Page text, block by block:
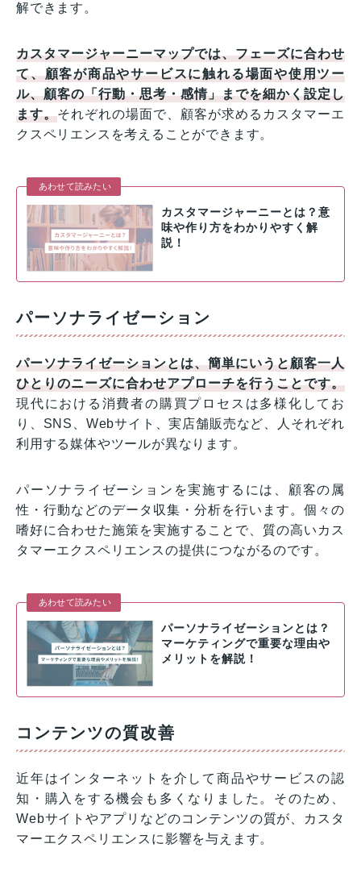
解できます。
カスタマージャーニーマップでは、フェーズに合わせ
て、顧客が商品やサービスに触れる場面や使用ツー
ル、顧客の「行動・思考・感情」までを細かく設定し
ます。それぞれの場面で、顧客が求めるカスタマーエ
クスペリエンスを考えることができます。
あわせて読みたい
カスタマージャーニーとは？意
味や作り方をわかりやすく解
説！
パーソナライゼーション
パーソナライゼーションとは、簡単にいうと顧客一人
ひとりのニーズに合わせアプローチを行うことです。
現代における消費者の購買プロセスは多様化してお
り、SNS、Webサイト、実店舗販売など、人それぞれ
利用する媒体やツールが異なります。
パーソナライゼーションを実施するには、顧客の属
性・行動などのデータ収集・分析を行います。個々の
嗜好に合わせた施策を実施することで、質の高いカス
タマーエクスペリエンスの提供につながるのです。
あわせて読みたい
パーソナライゼーションとは？
マーケティングで重要な理由や
メリットを解説！
コンテンツの質改善
近年はインターネットを介して商品やサービスの認
知・購入をする機会も多くなりました。そのため、
Webサイトやアプリなどのコンテンツの質が、カスタ
マーエクスペリエンスに影響を与えます。